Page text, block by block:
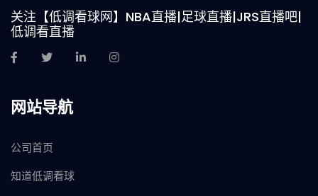
关注【低调看球网】NBA直播|足球直播|JRS直播吧|
低调看直播
网站导航
公司首页
知道低调看球